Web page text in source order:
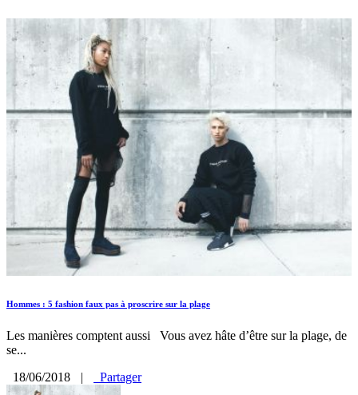
Hommes : 5 fashion faux pas à proscrire sur la plage
Les manières comptent aussi Vous avez hâte d’être sur la plage, de
se...
18/06/2018
| Partager